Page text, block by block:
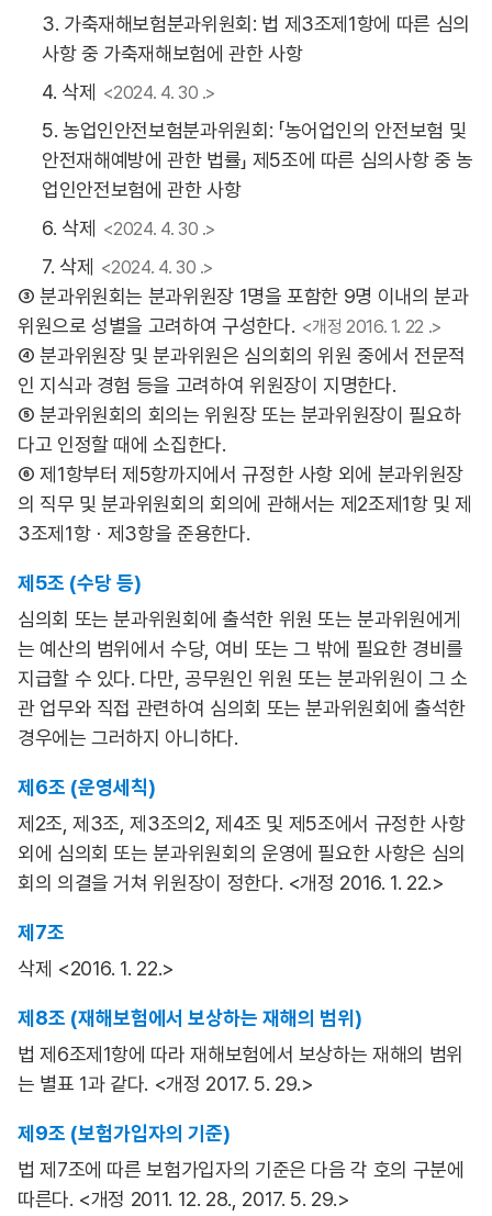
3. 가축재해보험분과위원회: 법 제3조제1항에 따른 심의
사항 중 가축재해보험에 관한 사항
4. 삭제
<2024. 4. 30 .>
5. 농업인안전보험분과위원회: 「농어업인의 안전보험 및
안전재해예방에 관한 법률」 제5조에 따른 심의사항 중 농
업인안전보험에 관한 사항
6. 삭제
<2024. 4. 30 .>
7. 삭제 <2024. 4. 30 .>
③ 분과위원회는 분과위원장 1명을 포함한 9명 이내의 분과
위원으로 성별을 고려하여 구성한다. <개정 2016. 1. 22 .>
④ 분과위원장 및 분과위원은 심의회의 위원 중에서 전문적
인 지식과 경험 등을 고려하여 위원장이 지명한다.
⑤ 분과위원회의 회의는 위원장 또는 분과위원장이 필요하
다고 인정할 때에 소집한다.
⑥ 제1항부터 제5항까지에서 규정한 사항 외에 분과위원장
의 직무 및 분과위원회의 회의에 관해서는 제2조제1항 및 제
3조제1항ㆍ제3항을 준용한다.
제5조 (수당 등)
심의회 또는 분과위원회에 출석한 위원 또는 분과위원에게
는 예산의 범위에서 수당, 여비 또는 그 밖에 필요한 경비를
지급할 수 있다. 다만, 공무원인 위원 또는 분과위원이 그 소
관 업무와 직접 관련하여 심의회 또는 분과위원회에 출석한
경우에는 그러하지 아니하다.
제6조 (운영세칙)
제2조, 제3조, 제3조의2, 제4조 및 제5조에서 규정한 사항
외에 심의회 또는 분과위원회의 운영에 필요한 사항은 심의
회의 의결을 거쳐 위원장이 정한다. <개정 2016. 1. 22.>
제7조
삭제 <2016. 1. 22.>
제8조 (재해보험에서 보상하는 재해의 범위)
법 제6조제1항에 따라 재해보험에서 보상하는 재해의 범위
는 별표 1과 같다. <개정 2017. 5. 29.>
제9조 (보험가입자의 기준)
법 제7조에 따른 보험가입자의 기준은 다음 각 호의 구분에
따른다. <개정 2011. 12. 28., 2017. 5. 29.>